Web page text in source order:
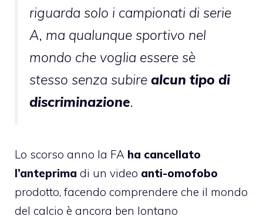
riguarda solo i campionati di serie
A, ma qualunque sportivo nel
mondo che voglia essere sè
stesso senza subire alcun tipo di
discriminazione.
Lo scorso anno la FA ha cancellato
l’anteprima di un video anti-omofobo
prodotto, facendo comprendere che il mondo
del calcio è ancora ben lontano